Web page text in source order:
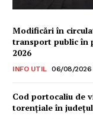
Modificări în
transport public în
2026
INFO UTIL 06/08/2026
Cod portocaliu de
torenţiale în